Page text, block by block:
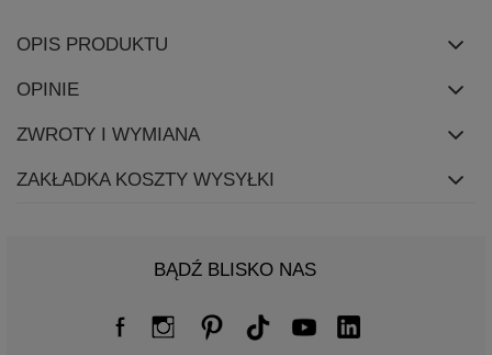
OPIS PRODUKTU
OPINIE
ZWROTY I WYMIANA
ZAKŁADKA KOSZTY WYSYŁKI
BĄDŹ BLISKO NAS